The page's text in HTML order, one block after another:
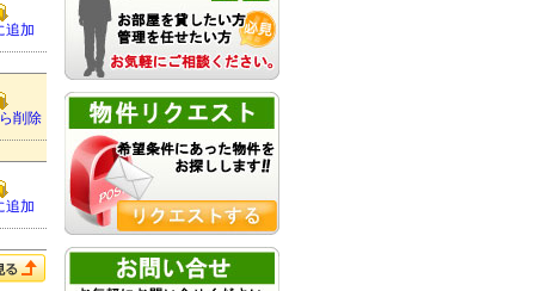
追加
削除
追加